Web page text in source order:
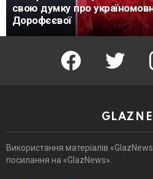
свою думку про
Дорофєєвої
facebook twitter
Використання матеріалів
посилання на «GlazNews».